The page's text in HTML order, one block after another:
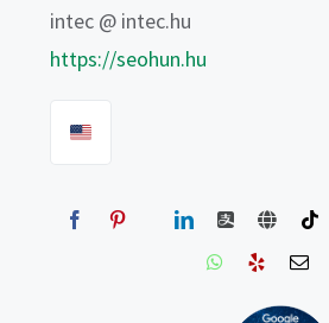
intec @ intec.hu
https://seohun.hu